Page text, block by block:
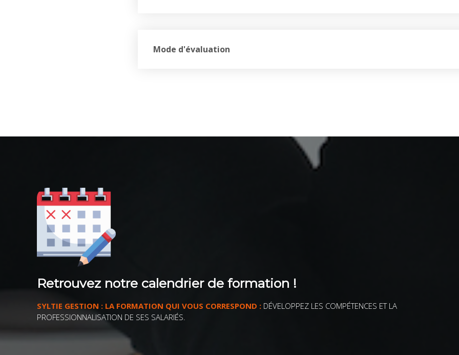
Mode d'évaluation
Retrouvez notre calendrier de formation !
SYLTIE GESTION : LA FORMATION QUI VOUS CORRESPOND : DÉVELOPPEZ LES COMPÉTENCES ET LA
PROFESSIONNALISATION DE SES SALARIÉS.